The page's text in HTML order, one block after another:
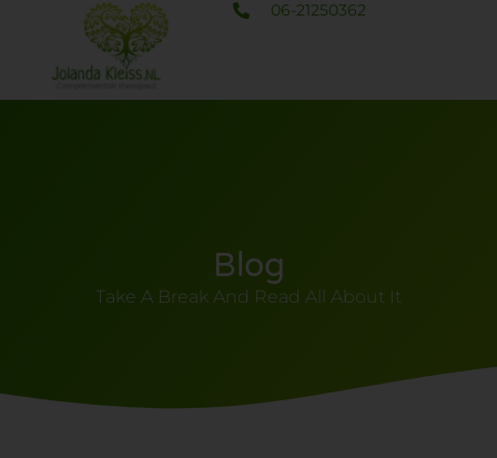
06-21250362
Blog
Take A Break And Read All About It